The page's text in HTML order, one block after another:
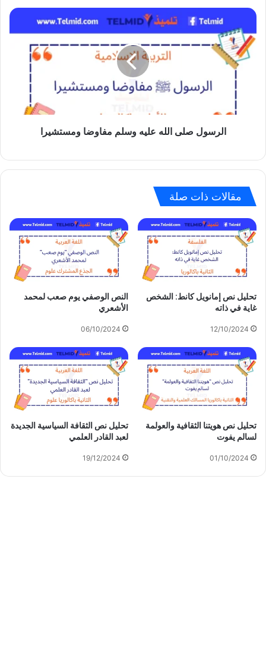
42
الرسول
صلى
الله
عليه
وسلم
مفاوضا
ومستشيرا
الرسول صلى الله عليه وسلم مفاوضا ومستشيرا
مقالات ذات صلة
تحليل نص إمانويل كانط: الشخص
غاية في ذاته
12/10/2024
النص الوصفي يوم صعب لمحمد
الأشعري
06/10/2024
تحليل نص هويتنا الثقافية والعولمة
لسالم يفوت
01/10/2024
تحليل نص الثقافة السياسية الجديدة
لعبد القادر العلمي
19/12/2024